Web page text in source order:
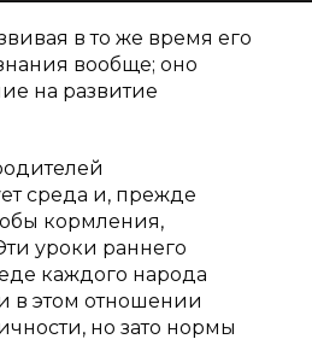
в то же время его
вообще; оно
на развитие
среда и, прежде
кормления,
уроки раннего
каждого народа
в этом отношении
но зато нормы